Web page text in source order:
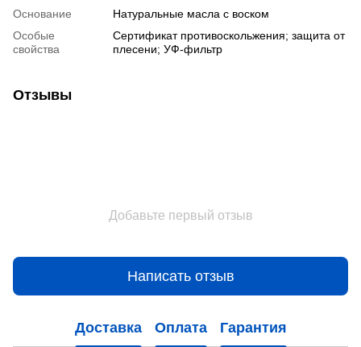
Основание
Натуральные масла с воском
Особые
свойства
Сертификат противоскольжения; защита от
плесени; УФ-фильтр
Отзывы
Добавьте первый отзыв
Написать отзыв
Доставка Оплата Гарантия